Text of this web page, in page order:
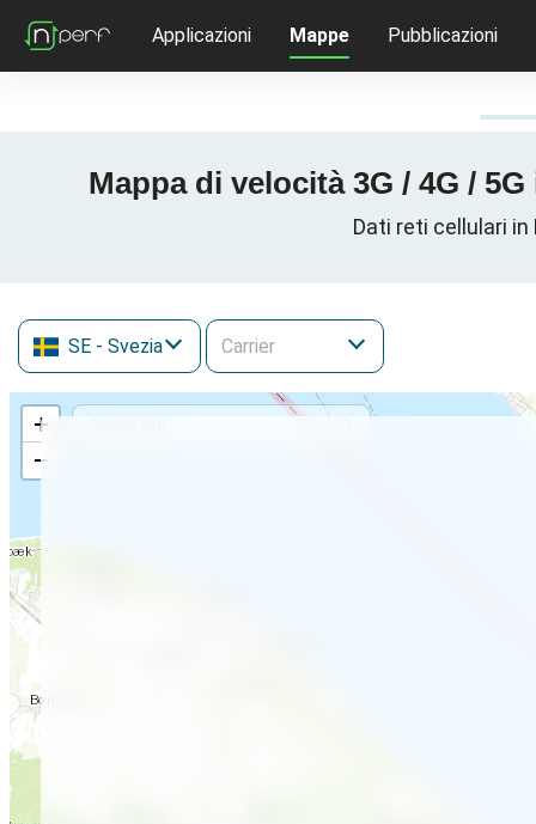
Applicazioni Mappe Pubblicazioni
Mappa di velocità 3G / 4G /
Dati reti cellulari in
SE - Svezia
+
−